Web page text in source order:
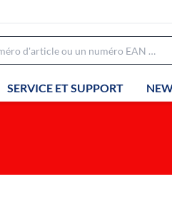
SERVICE ET SUPPORT